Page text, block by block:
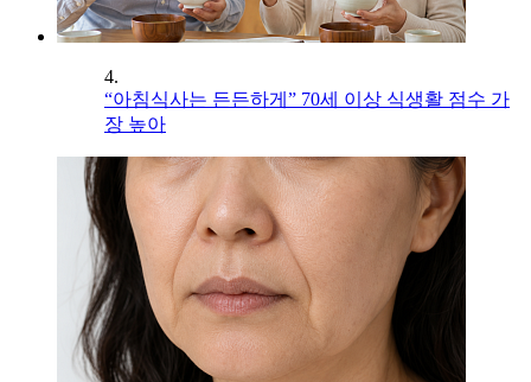
4.
“아침식사는 든든하게” 70세 이상 식생활 점수 가
장 높아